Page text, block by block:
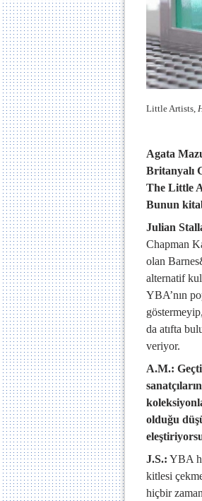
Little Artists,
Agata
Britanyalı
The Little
Bunun
Julian
Chapman
olan
alternatif
YBA’nın
da atıfta
veriyor.
A.M.:
olduğu
J.S.: YBA
kitlesi
hiçbir